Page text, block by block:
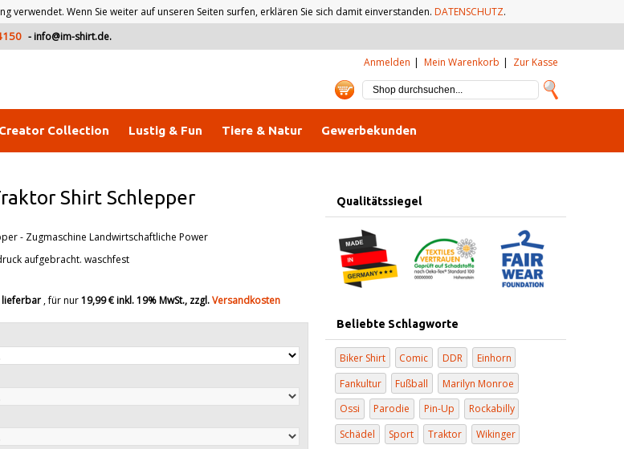
Wenn Sie weiter auf unseren Seiten surfen, erklären Sie sich damit einverstanden. DATENSCHUTZ.
- info@im-shirt.de.
Anmelden
Mein Warenkorb Zur Kasse
Creator Collection Lustig & Fun Tiere & Natur Gewerbekunden
Shirt Schlepper
- Zugmaschine Landwirtschaftliche Power
aufgebracht. waschfest
, für nur19,99 €inkl. 19% MwSt., zzgl.Versandkosten
Qualitätssiegel
Beliebte Schlagworte
Biker Shirt Comic DDR
Einhorn
Fankultur
Fußball
Marilyn Monroe
Ossi
Parodie Pin-Up
Rockabilly
Schädel
Sport Traktor
Wikinger